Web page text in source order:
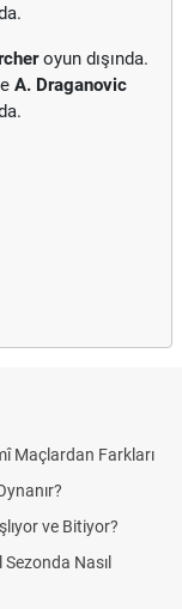
oyun dışında.
A. Draganovic
Maçlardan Farkları
ve Bitiyor?
Nasıl